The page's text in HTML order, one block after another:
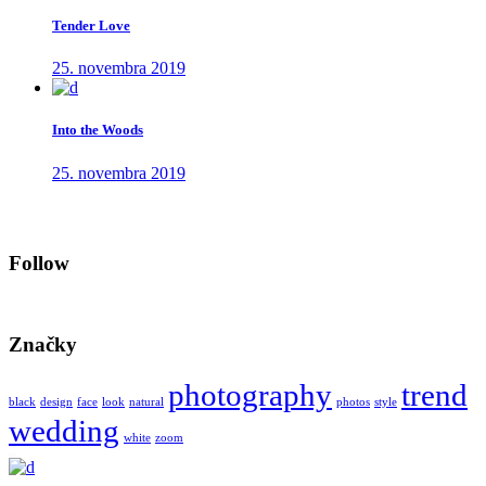
Tender Love
25. novembra 2019
Into the Woods
25. novembra 2019
Follow
Značky
black design face look natural photography photos style trend
wedding white zoom